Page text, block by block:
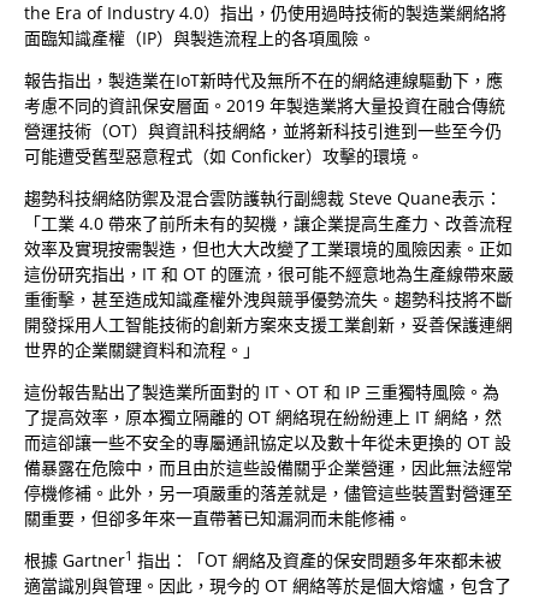
the Era of Industry 4.0）指出，仍使用過時技術的製造業網絡將
面臨知識產權（IP）與製造流程上的各項風險。
報告指出，製造業在IoT新時代及無所不在的網絡連線驅動下，應
考慮不同的資訊保安層面。2019 年製造業將大量投資在融合傳統
營運技術（OT）與資訊科技網絡，並將新科技引進到一些至今仍
可能遭受舊型惡意程式（如 Conficker）攻擊的環境。
趨勢科技網絡防禦及混合雲防護執行副總裁 Steve Quane表示：
「工業 4.0 帶來了前所未有的契機，讓企業提高生產力、改善流程
效率及實現按需製造，但也大大改變了工業環境的風險因素。正如
這份研究指出，IT 和 OT 的匯流，很可能不經意地為生產線帶來嚴
重衝擊，甚至造成知識產權外洩與競爭優勢流失。趨勢科技將不斷
開發採用人工智能技術的創新方案來支援工業創新，妥善保護連網
世界的企業關鍵資料和流程。」
這份報告點出了製造業所面對的 IT、OT 和 IP 三重獨特風險。為
了提高效率，原本獨立隔離的 OT 網絡現在紛紛連上 IT 網絡，然
而這卻讓一些不安全的專屬通訊協定以及數十年從未更換的 OT 設
備暴露在危險中，而且由於這些設備關乎企業營運，因此無法經常
停機修補。此外，另一項嚴重的落差就是，儘管這些裝置對營運至
關重要，但卻多年來一直帶著已知漏洞而未能修補。
根據 Gartner1 指出：「OT 網絡及資產的保安問題多年來都未被
適當識別與管理。因此，現今的 OT 網絡等於是個大熔爐，包含了